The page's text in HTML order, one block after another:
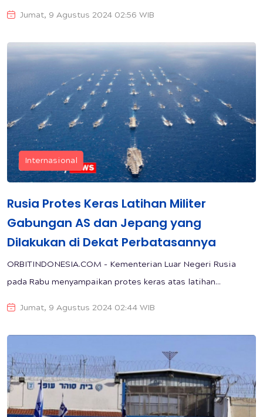
Jumat, 9 Agustus 2024 02:56 WIB
Internasional
Rusia Protes Keras Latihan Militer
Gabungan AS dan Jepang yang
Dilakukan di Dekat Perbatasannya
ORBITINDONESIA.COM - Kementerian Luar Negeri Rusia
pada Rabu menyampaikan protes keras atas latihan...
Jumat, 9 Agustus 2024 02:44 WIB